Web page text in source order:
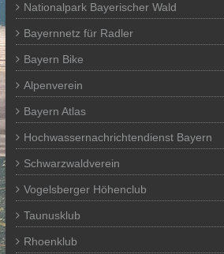
Nationalpark Bayerischer Wald
Bayernnetz für Radler
Bayern Bike
Alpenverein
Bayern Atlas
Hochwassernachrichtendienst Bayern
Schwarzwaldverein
Vogelsberger Höhenclub
Taunusklub
Rhoenklub